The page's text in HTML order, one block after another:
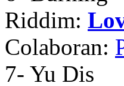
Riddim:
Colaboran:
7- Yu Dis